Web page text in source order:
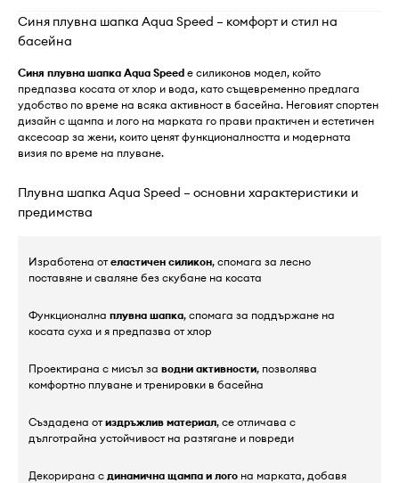
Синя плувна шапка Aqua Speed – комфорт и стил на
басейна
Синя плувна шапка Aqua Speed е силиконов модел, който
предпазва косата от хлор и вода, като същевременно предлага
удобство по време на всяка активност в басейна. Неговият спортен
дизайн с щампа и лого на марката го прави практичен и естетичен
аксесоар за жени, които ценят функционалността и модерната
визия по време на плуване.
Плувна шапка Aqua Speed – основни характеристики и
предимства
Изработена отеластичен силикон, спомага за лесно
поставяне и сваляне без скубане на косата
Функционална плувна шапка, спомага за поддържане на
косата суха и я предпазва от хлор
Проектирана с мисъл за водни активности, позволява
комфортно плуване и тренировки в басейна
Създадена отиздръжлив материал, се отличава с
дълготрайна устойчивост на разтягане и повреди
Декорирана с динамична щампа и лого на марката, добавя